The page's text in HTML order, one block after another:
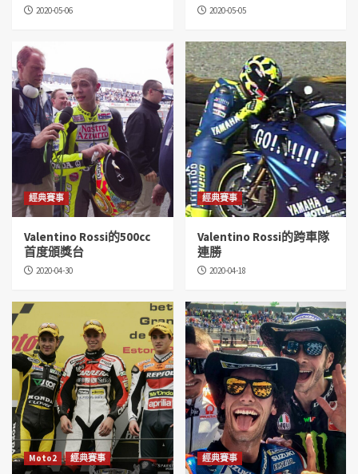
2020-05-06 2020-05-05
經典賽事
Valentino Rossi的500cc
首度頒獎台
2020-04-30
經典賽事
Valentino Rossi的跨車隊
連勝
2020-04-18
Moto2 經典賽事 經典賽事